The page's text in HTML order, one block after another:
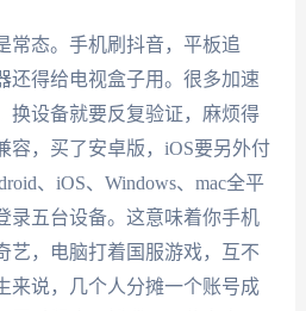
常态。手机刷抖音，平板追
还得给电视盒子用。很多加速
换设备就要反复验证，麻烦得
容，买了安卓版，iOS要另外付
、iOS、Windows、mac全平
录五台设备。这意味着你手机
艺，电脑打着国服游戏，互不
来说，几个人分摊一个账号成